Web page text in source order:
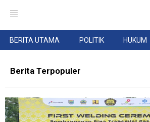
BERITA UTAMA POLITIK HUKUM
Berita Terpopuler